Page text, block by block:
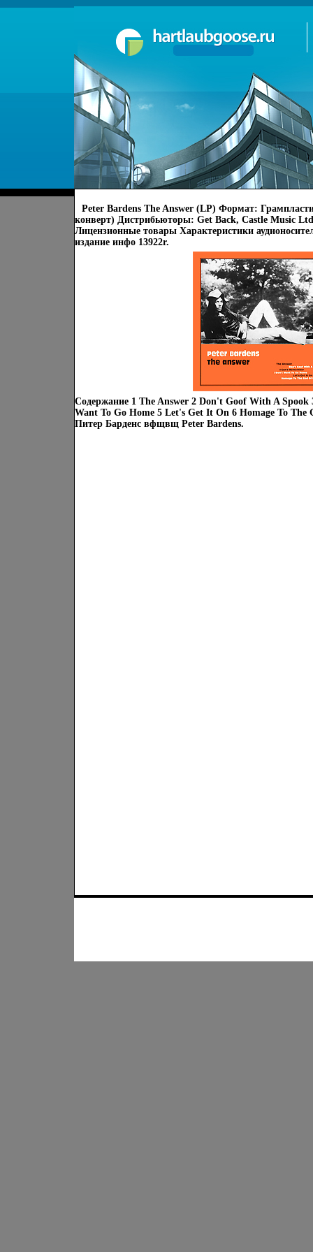
Peter Bardens The Answer (LP) Формат:
конверт) Дистрибьюторы: Get Back, Castle Music
Лицензионные товары Характеристики
издание инфо 13922r.
Содержание 1 The Answer 2 Don't Goof With A
Want To Go Home 5 Let's Get It On 6 Homage To
Питер Барденс вфщвщ Peter Bardens.